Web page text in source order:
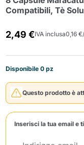
Compatibili, Tè
2,49 €IVA inclusa0,16
Disponibile 0 pz
Questo prodotto è
Inserisci la tua email e